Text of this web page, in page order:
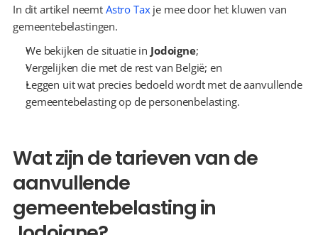
In dit artikel neemt Astro Tax je mee door het kluwen van
gemeentebelastingen.
We bekijken de situatie in Jodoigne;
Vergelijken die met de rest van België; en
Leggen uit wat precies bedoeld wordt met de aanvullende
gemeentebelasting op de personenbelasting.
Wat zijn de tarieven van de
aanvullende
gemeentebelasting in